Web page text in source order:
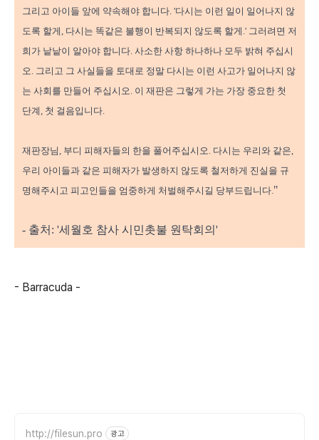
그리고 아이들 앞에 약속해야 합니다. '다시는 이런 일이 일어나지 않
도록 할게, 다시는 똑같은 불행이 반복되지 않도록 할게.' 그러려면 저
희가 낱낱이 알아야 합니다. 사소한 사항 하나하나 모두 밝혀 주십시
오. 그리고 그 사실들을 토대로 정말 다시는 이런 사고가 일어나지 않
는 사회를 만들어 주십시오. 이 재판은 그렇게 가는 가장 중요한 첫
단계, 첫 걸음입니다.
재판장님, 부디 피해자들의 한을 풀어주십시오. 다시는 우리와 같은,
우리 아이들과 같은 피해자가 발생하지 않도록 철저하게 진실을 규
명해주시고 피고인들을 엄중하게 처벌해주시길 당부드립니다."
- 출처: '세월호 참사 시민촛불 원탁회의'
- Barracuda -
http://filesun.pro 광고